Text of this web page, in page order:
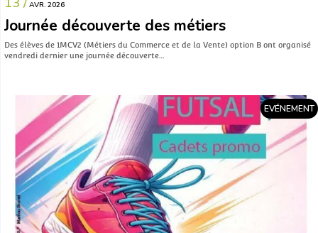
AVR. 2026
Journée découverte des métiers
Des élèves de 1MCV2 (Métiers du Commerce et de la Vente) option B ont organisé
vendredi dernier une journée découverte…
EVÉNEMENT